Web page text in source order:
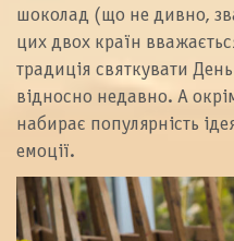
шоколад (що не дивно,
цих двох країн
традиція святкувати
відносно недавно. А
набирає популярність
емоції.